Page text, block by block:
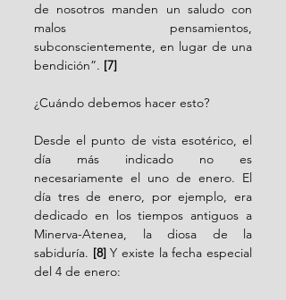
de nosotros manden un saludo con
malos pensamientos,
subconscientemente, en lugar de una
bendición”. [7]
¿Cuándo debemos hacer esto?
Desde el punto de vista esotérico, el
día más indicado no es
necesariamente el uno de enero. El
día tres de enero, por ejemplo, era
dedicado en los tiempos antiguos a
Minerva-Atenea, la diosa de la
sabiduría. [8] Y existe la fecha especial
del 4 de enero: